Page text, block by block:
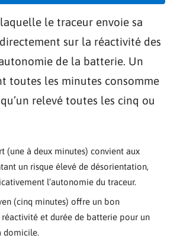
le traceur envoie sa
sur la réactivité des
de la batterie. Un
toutes les minutes consomme
relevé toutes les cinq ou
(une à deux minutes) convient aux
un risque élevé de désorientation,
l’autonomie du traceur.
(cinq minutes) offre un bon
et durée de batterie pour un
domicile.